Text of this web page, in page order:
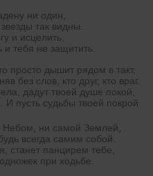
ни один,
так видны.
и исцелить,
тебя не защитить.
просто дышит рядом в такт,
без слов, кто друг, кто враг.
дадут твоей душе покой,
И пусть судьбы твоей покрой
Небом, ни самой Землей,
всегда самим собой.
станет панцирем тебе,
при ходьбе.